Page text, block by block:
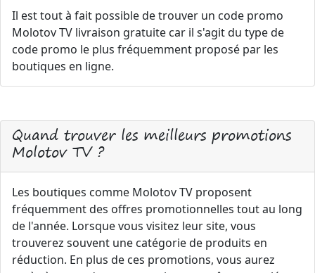
Il est tout à fait possible de trouver un code promo
Molotov TV livraison gratuite car il s'agit du type de
code promo le plus fréquemment proposé par les
boutiques en ligne.
Quand trouver les meilleurs promotions
Molotov TV ?
Les boutiques comme Molotov TV proposent
fréquemment des offres promotionnelles tout au long
de l'année. Lorsque vous visitez leur site, vous
trouverez souvent une catégorie de produits en
réduction. En plus de ces promotions, vous aurez